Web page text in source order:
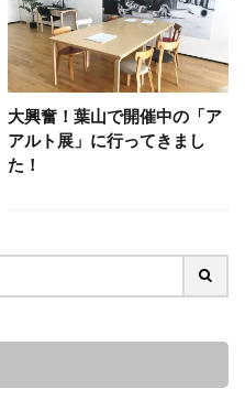
大興奮！葉山で開催中の「ア
アルト展」に行ってきまし
た！